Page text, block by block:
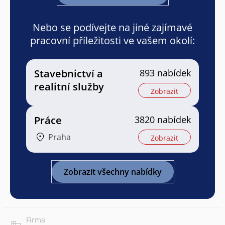
Nebo se podívejte na jiné zajímavé
pracovní příležitosti ve vašem okolí:
Stavebnictví a
realitní služby
893 nabídek
Zobrazit
Práce
Praha
3820 nabídek
Zobrazit
Zobrazit všechny nabídky
Firma